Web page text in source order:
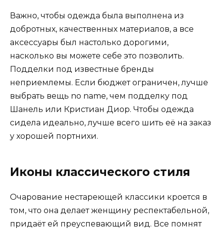
Важно, чтобы одежда была выполнена из
добротных, качественных материалов, а все
аксессуары был настолько дорогими,
насколько вы можете себе это позволить.
Подделки под известные бренды
неприемлемы. Если бюджет ограничен, лучше
выбрать вещь no name, чем подделку под
Шанель или Кристиан Диор. Чтобы одежда
сидела идеально, лучше всего шить её на заказ
у хорошей портнихи.
Иконы классического стиля
Очарование нестареющей классики кроется в
том, что она делает женщину респектабельной,
придаёт ей преуспевающий вид. Все помнят